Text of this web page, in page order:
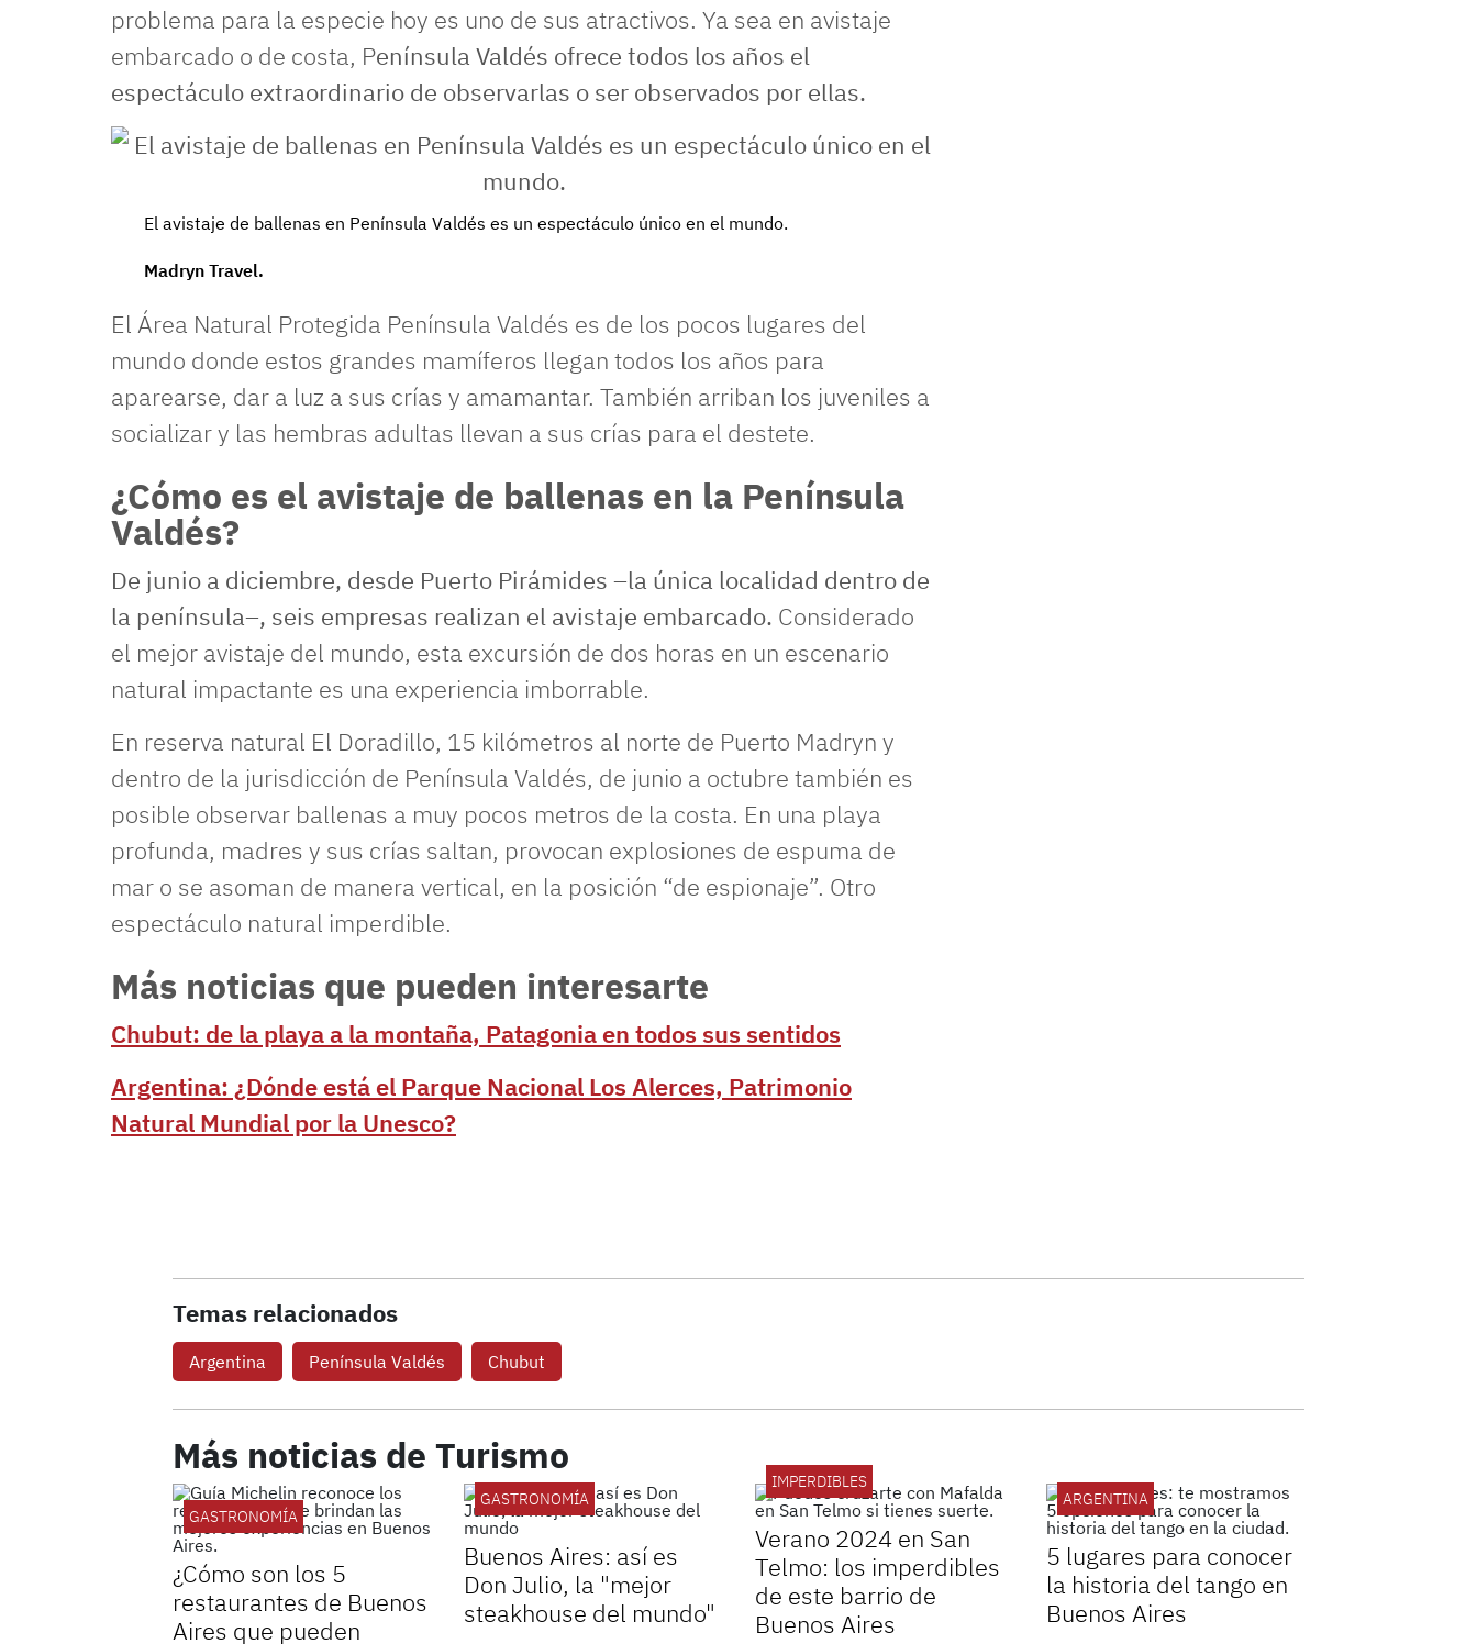
problema para la especie hoy es uno de sus atractivos. Ya sea en avistaje
embarcado o de costa, Península Valdés ofrece todos los años el
espectáculo extraordinario de observarlas o ser observados por ellas.
El avistaje de ballenas en Península Valdés es un espectáculo único en el mundo.
Madryn Travel.
El Área Natural Protegida Península Valdés es de los pocos lugares del
mundo donde estos grandes mamíferos llegan todos los años para
aparearse, dar a luz a sus crías y amamantar. También arriban los juveniles a
socializar y las hembras adultas llevan a sus crías para el destete.
¿Cómo es el avistaje de ballenas en la Península
Valdés?
De junio a diciembre, desde Puerto Pirámides –la única localidad dentro de
la península–, seis empresas realizan el avistaje embarcado. Considerado
el mejor avistaje del mundo, esta excursión de dos horas en un escenario
natural impactante es una experiencia imborrable.
En reserva natural El Doradillo, 15 kilómetros al norte de Puerto Madryn y
dentro de la jurisdicción de Península Valdés, de junio a octubre también es
posible observar ballenas a muy pocos metros de la costa. En una playa
profunda, madres y sus crías saltan, provocan explosiones de espuma de
mar o se asoman de manera vertical, en la posición “de espionaje”. Otro
espectáculo natural imperdible.
Más noticias que pueden interesarte
Chubut: de la playa a la montaña, Patagonia en todos sus sentidos
Argentina: ¿Dónde está el Parque Nacional Los Alerces, Patrimonio
Natural Mundial por la Unesco?
Temas relacionados
Argentina Península Valdés Chubut
Más noticias de Turismo
GASTRONOMÍA
¿Cómo son los 5
restaurantes de Buenos
Aires que pueden
GASTRONOMÍA
Buenos Aires: así es
Don Julio, la "mejor
steakhouse del mundo"
IMPERDIBLES
Verano 2024 en San
Telmo: los imperdibles
de este barrio de
Buenos Aires
ARGENTINA
5 lugares para conocer
la historia del tango en
Buenos Aires